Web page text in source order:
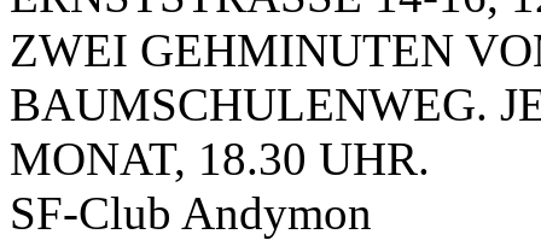
ZWEI GEHMINUTEN
BAUMSCHULENWEG.
MONAT, 18.30 UHR.
SF-Club Andymon